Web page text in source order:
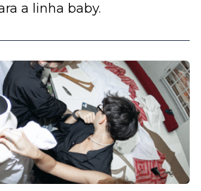
a linha baby.